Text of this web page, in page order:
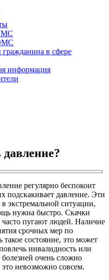
гражданина в сфере
информация
регулярно беспокоит
подскакивает давление. Эти
экстремальной ситуации,
нужна быстро. Скачки
часто пугают людей. Наличие
срочных мер по
состояние, это может
инвалидность или
очень сложно
это невозможно совсем.